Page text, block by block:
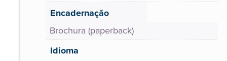
Encadernação
Brochura (paperback)
Idioma